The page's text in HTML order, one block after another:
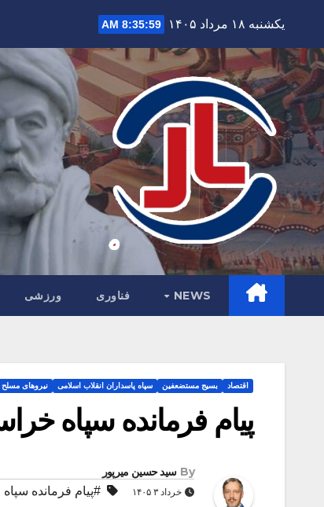
content
یکشنبه ۱۸ مرداد ۱۴۰۵ 8:36:01 AM
NEWS فناوری ورزشی
اقتصاد بسیج مستضعفین سپاه پاسداران انقلاب اسلامی نیروهای مسلح
پیام فرمانده سپاه
By سید حسین میرپور
خرداد ۳ ۱۴۰۵ #پیام فرمانده